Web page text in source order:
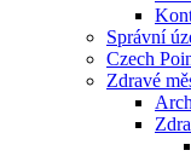
Správní
Czech
Zdravé